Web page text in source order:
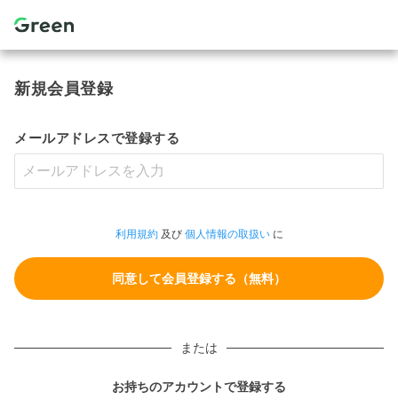
新規会員登録
メールアドレスで登録する
利用規約及び 個人情報の取扱いに
または
お持ちのアカウントで登録する